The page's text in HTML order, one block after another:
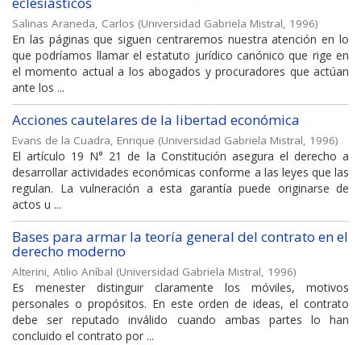
Salinas Araneda, Carlos (Universidad Gabriela Mistral, 1996)
En las páginas que siguen centraremos nuestra atención en lo
que podríamos llamar el estatuto jurídico canónico que rige en
el momento actual a los abogados y procuradores que actúan
ante los ...
Acciones cautelares de la libertad económica
Evans de la Cuadra, Enrique (Universidad Gabriela Mistral, 1996)
El artículo 19 N° 21 de la Constitución asegura el derecho a
desarrollar actividades económicas conforme a las leyes que las
regulan. La vulneración a esta garantía puede originarse de
actos u ...
Bases para armar la teoría general del contrato en el
derecho moderno
Alterini, Atilio Aníbal (Universidad Gabriela Mistral, 1996)
Es menester distinguir claramente los móviles, motivos
personales o propósitos. En este orden de ideas, el contrato
debe ser reputado inválido cuando ambas partes lo han
concluido el contrato por ...